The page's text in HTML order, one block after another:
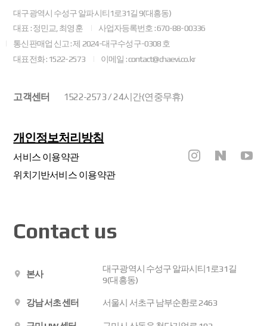
대구광역시 수성구 알파시티1로31길 9(대흥동)
대표 : 정민교, 최영훈
사업자등록번호 : 670-88-00336
통신판매업 신고 : 제 2024-대구수성구-0308 호
대표전화 : 1522-2573
이메일 : contact@chaevi.co.kr
고객센터 1522-2573 / 24시간(연중무휴)
개인정보처리방침
서비스 이용약관
위치기반서비스 이용약관
Contact us
본사
대구광역시 수성구 알파시티1로31길
9(대흥동)
강남 서초 센터 서울시 서초구 남부순환로 2463